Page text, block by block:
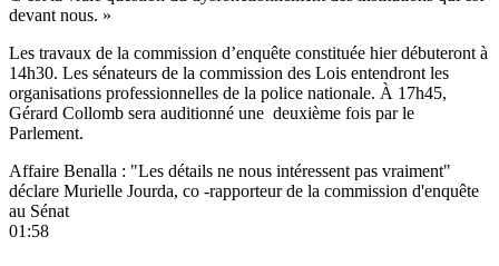
devant nous. »
Les travaux de la commission d’enquête constituée hier débuteront à
14h30. Les sénateurs de la commission des Lois entendront les
organisations professionnelles de la police nationale. À 17h45,
Gérard Collomb sera auditionné une deuxième fois par le
Parlement.
Affaire Benalla : "Les détails ne nous intéressent pas vraiment"
déclare Murielle Jourda, co -rapporteur de la commission d'enquête
au Sénat
01:58